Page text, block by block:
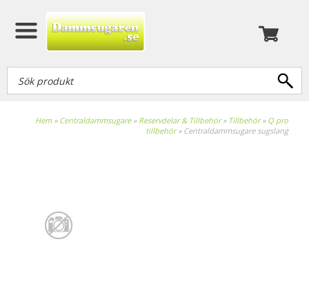
Hem» Centraldammsugare» Reservdelar & Tillbehör» Tillbehör» Q pro
tillbehör» Centraldammsugare sugslang